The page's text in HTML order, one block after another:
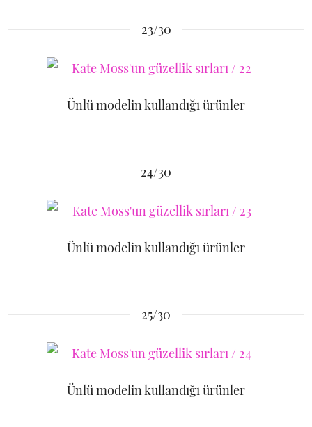
23/30
Ünlü modelin kullandığı ürünler
24/30
Ünlü modelin kullandığı ürünler
25/30
Ünlü modelin kullandığı ürünler